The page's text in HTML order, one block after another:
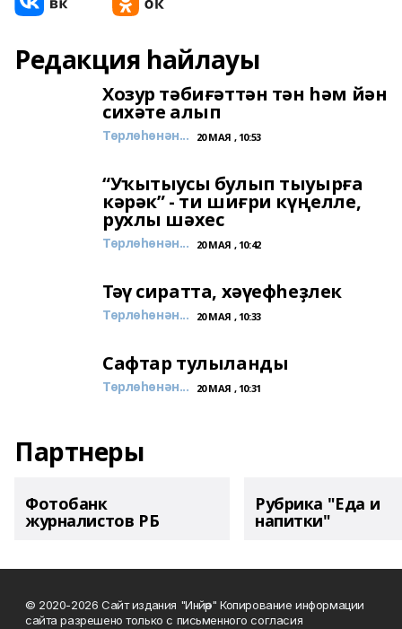
Редакция һайлауы
Хозур тәбиғәттән тән һәм йән
сихәте алып
Төрлөһөнән... 20 МАЯ , 10:53
“Уҡытыусы булып тыуырға
кәрәк” - ти шиғри күңелле,
рухлы шәхес
Төрлөһөнән... 20 МАЯ , 10:42
Тәү сиратта, хәүефһеҙлек
Төрлөһөнән... 20 МАЯ , 10:33
Сафтар тулыланды
Төрлөһөнән... 20 МАЯ , 10:31
Партнеры
Фотобанк
журналистов РБ
Рубрика "Еда и
напитки"
© 2020-2026 Сайт издания "Инйәр" Копирование информации
сайта разрешено только с письменного согласия